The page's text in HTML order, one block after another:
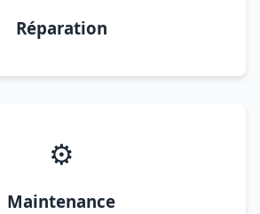
Réparation
⚙️
Maintenance